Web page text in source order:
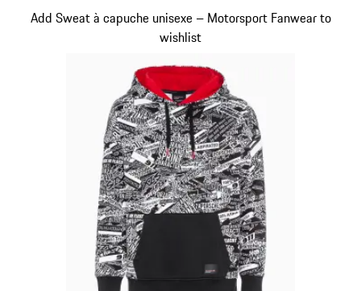
Add Sweat à capuche unisexe – Motorsport Fanwear to
wishlist
Diapositive 1 sur 20